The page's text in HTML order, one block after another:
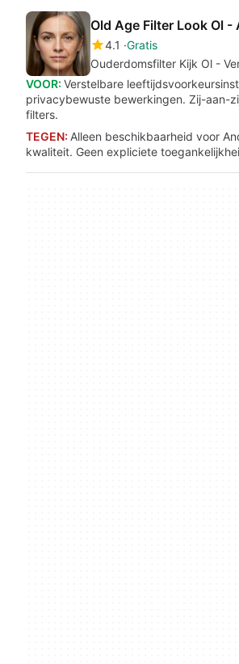
Old Age Filter Look Ol -
4.1 Gratis
Ouderdomsfilter Kijk Ol -
VOOR: Verstelbare
privacybewuste bewerkingen. Zij-aan-
filters.
TEGEN: Alleen beschikbaarheid voor
kwaliteit. Geen expliciete